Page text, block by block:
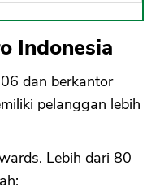
Indonesia
dan berkantor
pelanggan lebih
Lebih dari 80